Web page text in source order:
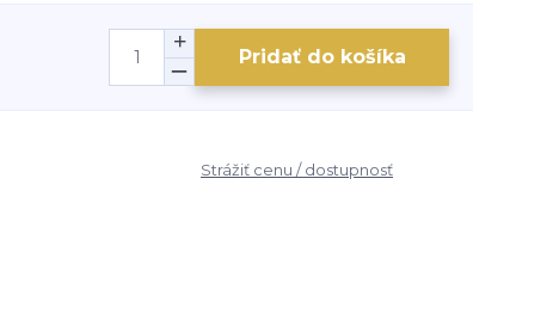
Pridať do košíka
Strážiť cenu / dostupnosť